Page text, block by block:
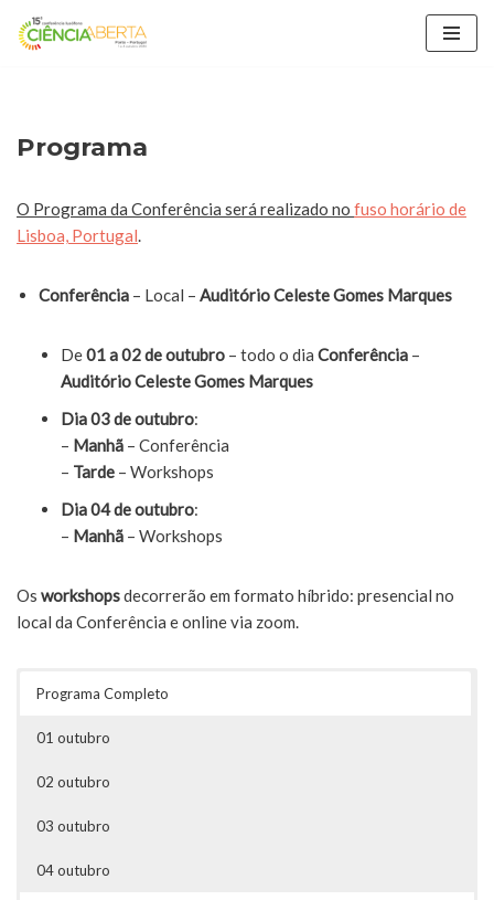
conteúdo
Programa
O Programa da Conferência será realizado no fuso horário de
Lisboa, Portugal.
Conferência – Local – Auditório Celeste Gomes Marques
De01 a 02 de outubro – todo o dia Conferência –
Auditório Celeste Gomes Marques
Dia 03 de outubro:
– Manhã – Conferência
– Tarde – Workshops
Dia 04 de outubro:
– Manhã – Workshops
Os workshopsdecorrerão em formato híbrido: presencial no
local da Conferência e online via zoom.
Programa Completo
01 outubro
02 outubro
03 outubro
04 outubro